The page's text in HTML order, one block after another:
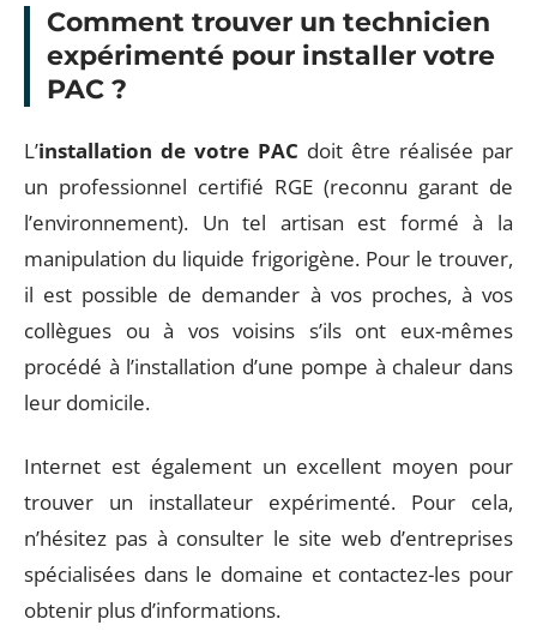
Comment trouver un technicien
expérimenté pour installer votre
PAC ?
L’installation de votre PAC doit être réalisée par
un professionnel certifié RGE (reconnu garant de
l’environnement). Un tel artisan est formé à la
manipulation du liquide frigorigène. Pour le trouver,
il est possible de demander à vos proches, à vos
collègues ou à vos voisins s’ils ont eux-mêmes
procédé à l’installation d’une pompe à chaleur dans
leur domicile.
Internet est également un excellent moyen pour
trouver un installateur expérimenté. Pour cela,
n’hésitez pas à consulter le site web d’entreprises
spécialisées dans le domaine et contactez-les pour
obtenir plus d’informations.